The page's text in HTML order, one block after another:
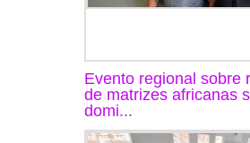
Evento regional sobre
de matrizes africanas
domi...